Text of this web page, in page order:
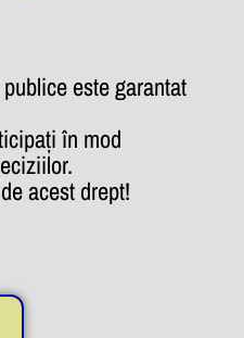
este garantat
în mod
acest drept!